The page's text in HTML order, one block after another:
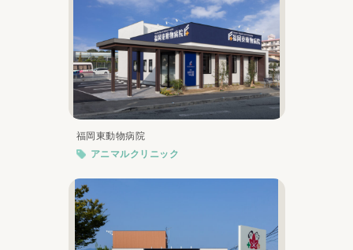
福岡東動物病院
アニマルクリニック